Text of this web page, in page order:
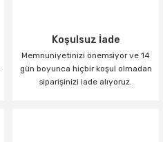
Koşulsuz İade
Memnuniyetinizi önemsiyor ve 14
gün boyunca hiçbir koşul olmadan
siparişinizi iade alıyoruz.